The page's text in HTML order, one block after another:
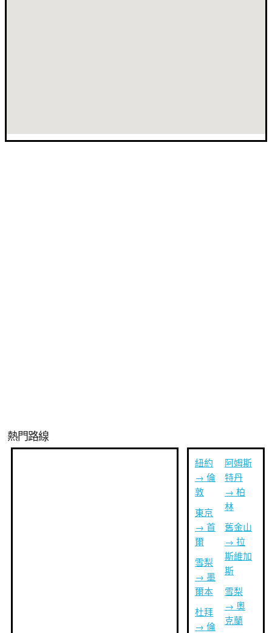
熱門路線
紐約
→ 倫
敦
東京
→ 首
爾
雪梨
→ 墨
爾本
杜拜
→ 倫
阿姆斯
特丹
→ 柏
林
舊金山
→ 拉
斯維加
斯
雪梨
→ 奧
克蘭